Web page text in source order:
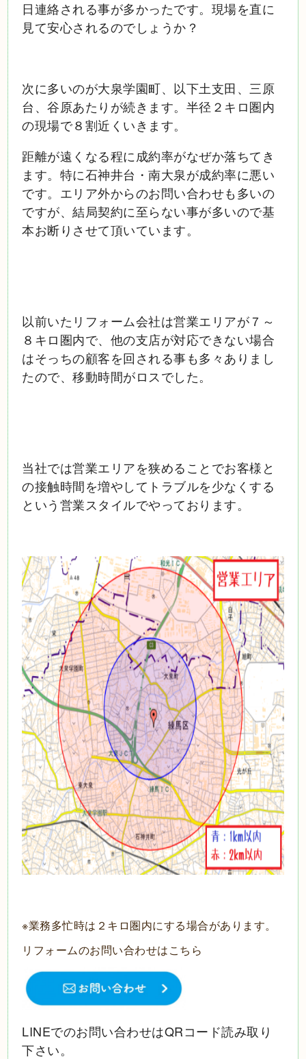
日連絡される事が多かったです。現場を直に
見て安心されるのでしょうか？
次に多いのが大泉学園町、以下土支田、三原
台、谷原あたりが続きます。半径２キロ圏内
の現場で８割近くいきます。
距離が遠くなる程に成約率がなぜか落ちてき
ます。特に石神井台・南大泉が成約率に悪い
です。エリア外からのお問い合わせも多いの
ですが、結局契約に至らない事が多いので基
本お断りさせて頂いています。
以前いたリフォーム会社は営業エリアが７～
８キロ圏内で、他の支店が対応できない場合
はそっちの顧客を回される事も多々ありまし
たので、移動時間がロスでした。
当社では営業エリアを狭めることでお客様と
の接触時間を増やしてトラブルを少なくする
という営業スタイルでやっております。
※業務多忙時は２キロ圏内にする場合があります。
リフォームのお問い合わせはこちら
LINEでのお問い合わせはQRコード読み取り
下さい。